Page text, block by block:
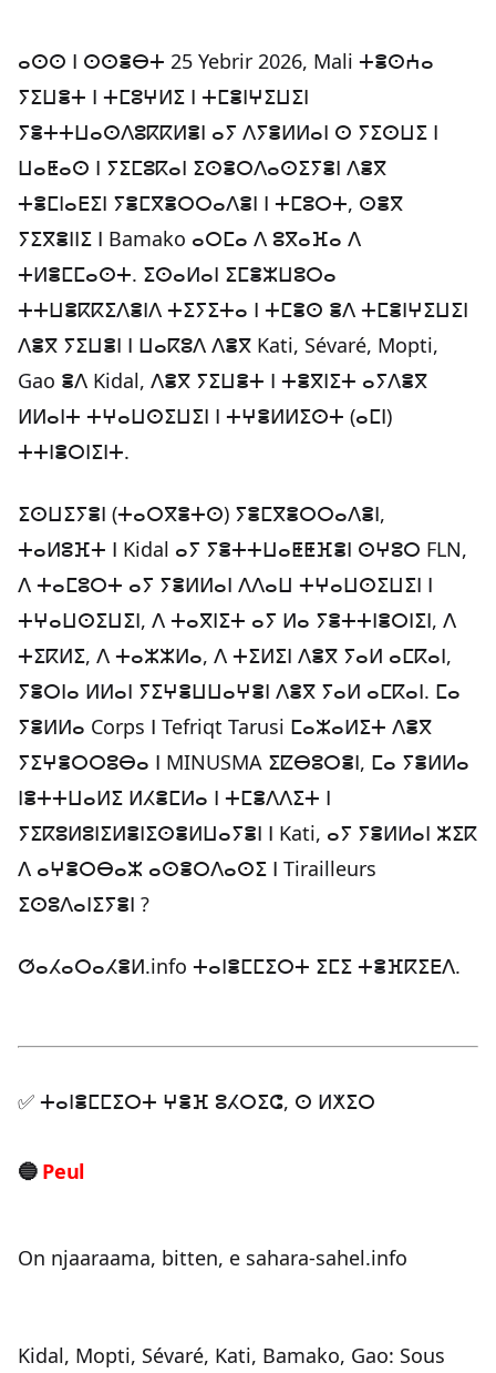
ⴰⵙⵙ ⵏ ⵙⵙⴻⴱⵜ 25 Yebrir 2026, Mali ⵜⴻⵙⵄⴰ
ⵢⵉⵡⴻⵜ ⵏ ⵜⵎⵓⵖⵍⵉ ⵏ ⵜⵎⴻⵏⵖⵉⵡⵉⵏ
ⵢⴻⵜⵜⵡⴰⵙⴷⵓⴽⴽⵍⴻⵏ ⴰⵢ ⴷⵢⴻⵍⵍⴰⵏ ⵙ ⵢⵉⵙⵡⵉ ⵏ
ⵡⴰⵟⴰⵙ ⵏ ⵢⵉⵎⵓⴽⴰⵏ ⵉⵙⴻⵔⴷⴰⵙⵉⵢⴻⵏ ⴷⴻⴳ
ⵜⴻⵎⵏⴰⴹⵉⵏ ⵢⴻⵎⴳⴻⵔⵔⴰⴷⴻⵏ ⵏ ⵜⵎⵓⵔⵜ, ⵙⴻⴳ
ⵢⵉⴳⴻⵏⵏⵉ ⵏ Bamako ⴰⵔⵎⴰ ⴷ ⵓⴳⴰⴼⴰ ⴷ
ⵜⵍⴻⵎⵎⴰⵙⵜ. ⵉⵙⴰⵍⴰⵏ ⵉⵎⴻⵣⵡⵓⵔⴰ
ⵜⵜⵡⴻⴽⴽⵉⴷⴻⵏⴷ ⵜⵉⵢⵉⵜⴰ ⵏ ⵜⵎⴻⵙ ⴻⴷ ⵜⵎⴻⵏⵖⵉⵡⵉⵏ
ⴷⴻⴳ ⵢⵉⵡⴻⵏ ⵏ ⵡⴰⴽⵓⴷ ⴷⴻⴳ Kati, Sévaré, Mopti,
Gao ⴻⴷ Kidal, ⴷⴻⴳ ⵢⵉⵡⴻⵜ ⵏ ⵜⴻⴳⵏⵉⵜ ⴰⵢⴷⴻⴳ
ⵍⵍⴰⵏⵜ ⵜⵖⴰⵡⵙⵉⵡⵉⵏ ⵏ ⵜⵖⴻⵍⵍⵉⵙⵜ (ⴰⵎⵏ)
ⵜⵜⵏⴻⵔⵏⵉⵏⵜ.
ⵉⵙⵡⵉⵢⴻⵏ (ⵜⴰⵔⴳⴻⵜⵙ) ⵢⴻⵎⴳⴻⵔⵔⴰⴷⴻⵏ,
ⵜⴰⵍⵓⴼⵜ ⵏ Kidal ⴰⵢ ⵢⴻⵜⵜⵡⴰⵟⵟⴼⴻⵏ ⵙⵖⵓⵔ FLN,
ⴷ ⵜⴰⵎⵓⵔⵜ ⴰⵢ ⵢⴻⵍⵍⴰⵏ ⴷⴷⴰⵡ ⵜⵖⴰⵡⵙⵉⵡⵉⵏ ⵏ
ⵜⵖⴰⵡⵙⵉⵡⵉⵏ, ⴷ ⵜⴰⴳⵏⵉⵜ ⴰⵢ ⵍⴰ ⵢⴻⵜⵜⵏⴻⵔⵏⵉⵏ, ⴷ
ⵜⵉⴽⵍⵉ, ⴷ ⵜⴰⵣⵣⵍⴰ, ⴷ ⵜⵉⵍⵉⵏ ⴷⴻⴳ ⵢⴰⵍ ⴰⵎⴽⴰⵏ,
ⵢⴻⵔⵏⴰ ⵍⵍⴰⵏ ⵢⵉⵖⴻⵡⵡⴰⵖⴻⵏ ⴷⴻⴳ ⵢⴰⵍ ⴰⵎⴽⴰⵏ. ⵎⴰ
ⵢⴻⵍⵍⴰ Corps ⵏ Tefriqt Tarusi ⵎⴰⵣⴰⵍⵉⵜ ⴷⴻⴳ
ⵢⵉⵖⴻⵔⵔⵓⴱⴰ ⵏ MINUSMA ⵉⵇⴱⵓⵔⴻⵏ, ⵎⴰ ⵢⴻⵍⵍⴰ
ⵏⴻⵜⵜⵡⴰⵍⵉ ⵍⵃⴻⵎⵍⴰ ⵏ ⵜⵎⴻⴷⴷⵉⵜ ⵏ
ⵢⵉⴽⵓⵍⵓⵏⵉⵍⴻⵏⵉⵙⴻⵍⵡⴰⵢⴻⵏ ⵏ Kati, ⴰⵢ ⵢⴻⵍⵍⴰⵏ ⵣⵉⴽ
ⴷ ⴰⵖⴻⵔⴱⴰⵣ ⴰⵙⴻⵔⴷⴰⵙⵉ ⵏ Tirailleurs
ⵉⵙⵓⴷⴰⵏⵉⵢⴻⵏ ?
ⵚⴰⵃⴰⵔⴰⵃⴻⵍ.info ⵜⴰⵏⴻⵎⵎⵉⵔⵜ ⵉⵎⵉ ⵜⴻⴼⴽⵉⴹⴷ.
✅ ⵜⴰⵏⴻⵎⵎⵉⵔⵜ ⵖⴻⴼ ⵓⵃⵔⵉⵛ, ⵙ ⵍⵅⵉⵔ
🔵 Peul
On njaaraama, bitten, e sahara-sahel.info
Kidal, Mopti, Sévaré, Kati, Bamako, Gao: Sous